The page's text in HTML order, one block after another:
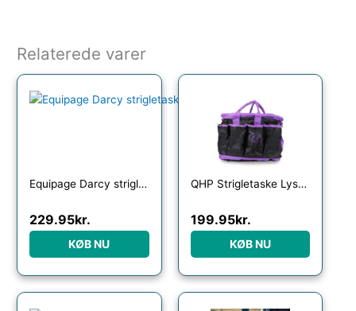
Relaterede varer
Equipage Darcy strigletaske
229.95kr.
KØB NU
QHP Strigletaske Lyseblå/Grå
199.95kr.
KØB NU